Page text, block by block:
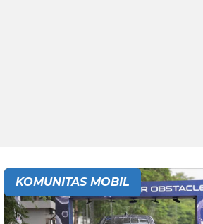
KOMUNITAS MOBIL